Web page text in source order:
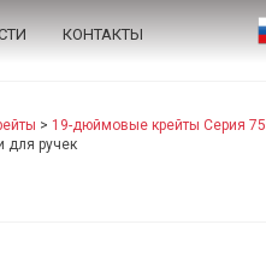
КОНТАКТЫ
> 19-дюймовые крейты Серия 75
для ручек